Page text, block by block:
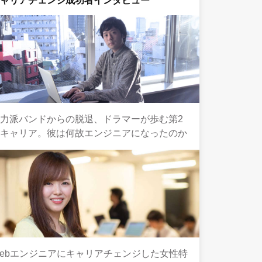
派バンドからの脱退、ドラマーが歩む第2
ャリア。彼は何故エンジニアになったのか
エンジニアにキャリアチェンジした女性特